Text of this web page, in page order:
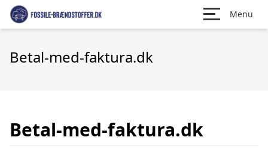
Menu
Betal-med-faktura.dk
Betal-med-faktura.dk